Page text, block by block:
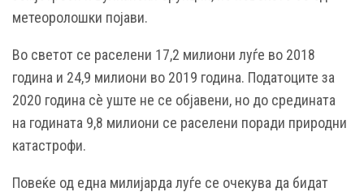
метеоролошки појави.
Во светот се раселени 17,2 милиони луѓе во 2018
година и 24,9 милиони во 2019 година. Податоците за
2020 година сè уште не се објавени, но до средината
на годината 9,8 милиони се раселени поради природни
катастрофи.
Повеќе од една милијарда луѓе се очекува да бидат